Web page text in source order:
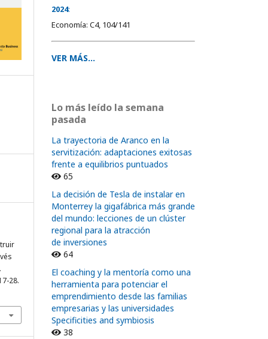
28.
2024:
Economía: C4, 104/141
VER MÁS...
Lo más leído la semana
pasada
La trayectoria de Aranco en la
servitización: adaptaciones exitosas
frente a equilibrios puntuados
65
La decisión de Tesla de instalar en
Monterrey la gigafábrica más grande
del mundo: lecciones de un clúster
regional para la atracción
de inversiones
64
El coaching y la mentoría como una
herramienta para potenciar el
emprendimiento desde las familias
empresarias y las universidades
Specificities and symbiosis
38